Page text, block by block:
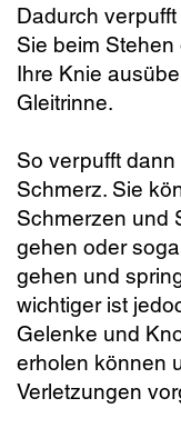
Dadurch
Sie beim
Ihre Knie
Gleitrinne.
So verpufft
Schmerz. Sie
Schmerzen und
gehen oder
gehen und
wichtiger ist
Gelenke und
erholen können
Verletzungen